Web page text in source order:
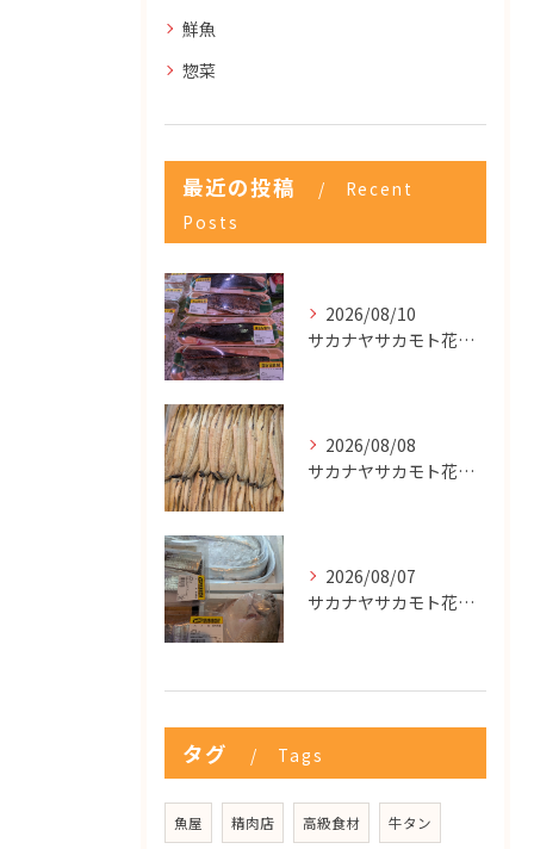
鮮魚
惣菜
最近の投稿
Recent
Posts
2026/08/10
サカナヤサカモト花園店
2026/08/08
サカナヤサカモト花園店
2026/08/07
サカナヤサカモト花園店
タグ Tags
魚屋 精肉店 高級食材 牛タン